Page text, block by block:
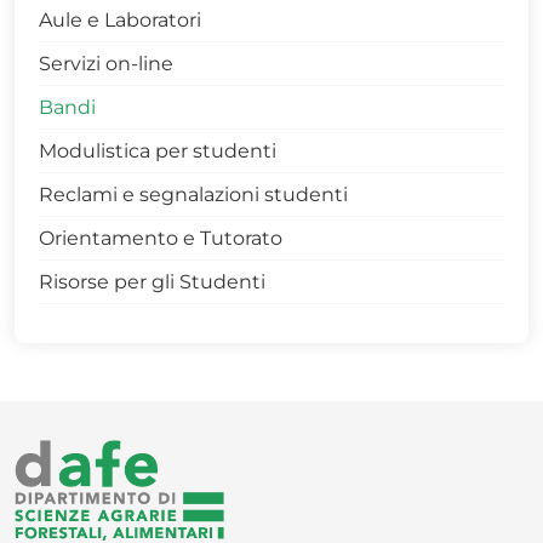
> LM Scienze e Tecnologie Alimentari - 0424
> Scienze Forestali e Ambientali - 0427
> Tecnologie Agrarie - 0425
> Tecnologie Alimentari - 0421
> Paesaggio, Ambiente e Verde Urbano -
Aule e Laboratori
Servizi on-line
Bandi
Modulistica per studenti
Reclami e segnalazioni studenti
Orientamento e Tutorato
Risorse per gli Studenti